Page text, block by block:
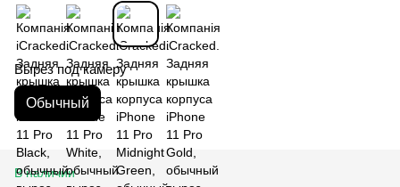
Вырез под камеру
Обычный
В наличии